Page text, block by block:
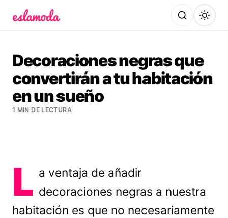
Decoraciones negras que
convertirán a tu habitación
en un sueño
1 MIN DE LECTURA
L a ventaja de añadir
decoraciones negras a nuestra
habitación es que no necesariamente